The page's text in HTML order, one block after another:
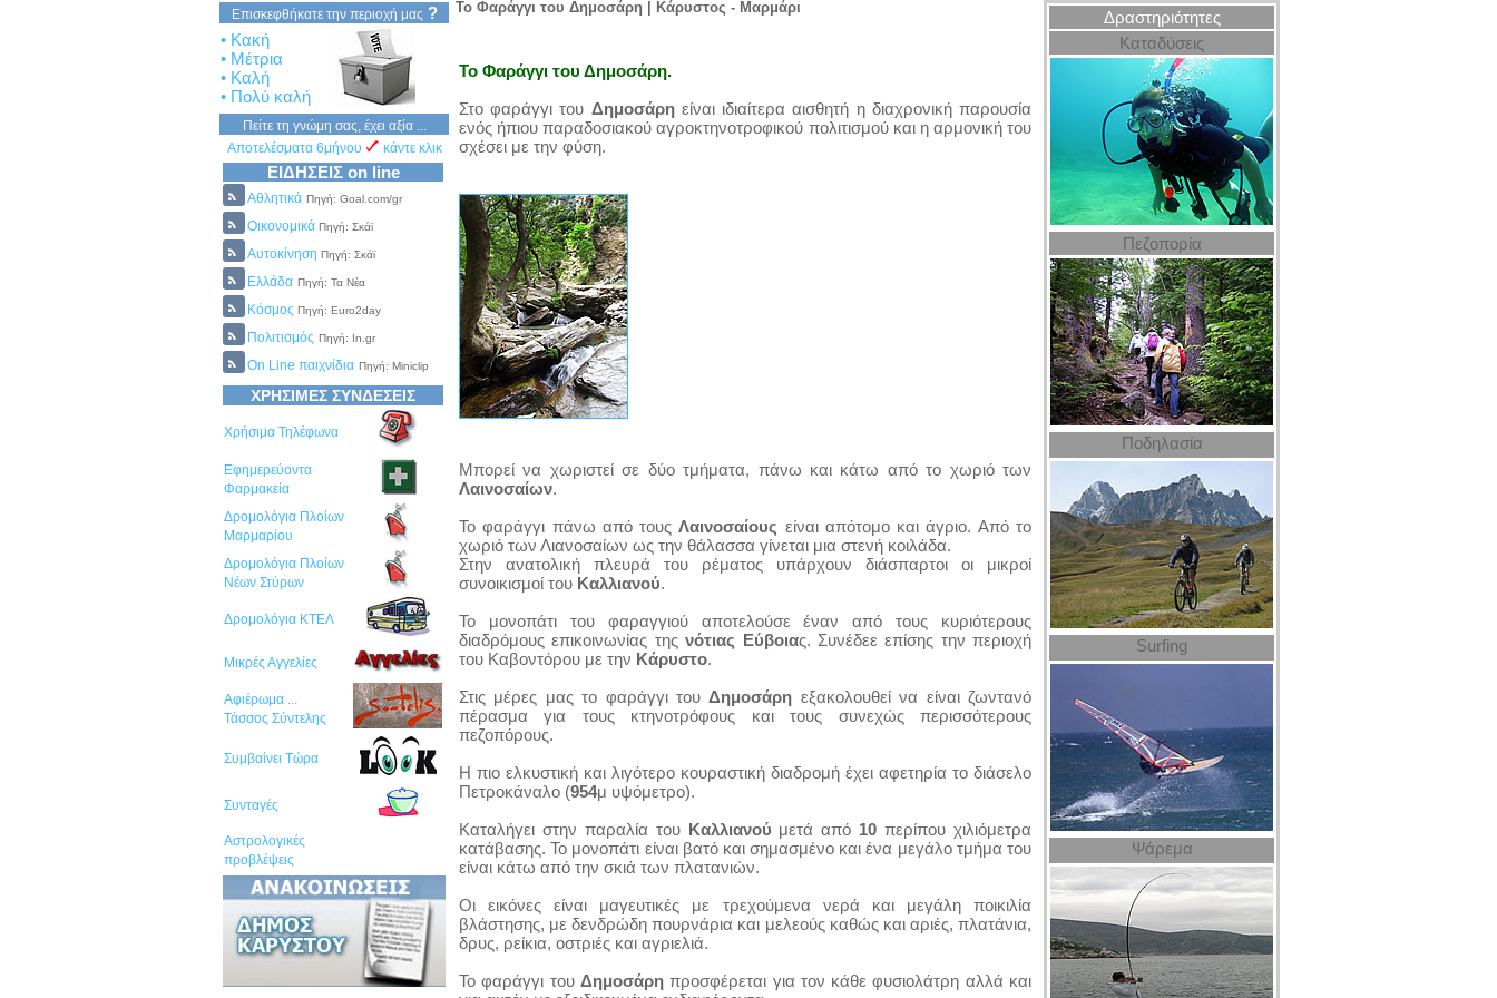
Επισκεφθήκατε την περιοχή μας ?
• Κακή
• Μέτρια
• Καλή
• Πολύ καλή
Πείτε τη γνώμη σας, έχει αξία ...
Αποτελέσματα 6μήνου
κάντε κλικ
ΕΙΔΗΣΕΙΣ on line
Αθλητικά Πηγή: Goal.com/gr
Οικονομικά Πηγή: Σκάϊ
Αυτοκίνηση Πηγή: Σκάϊ
Ελλάδα Πηγή: Τα Νέα
Κόσμος Πηγή: Euro2day
Πολιτισμός Πηγή: In.gr
On Line παιχνίδια Πηγή: Miniclip
ΧΡΗΣΙΜΕΣ ΣΥΝΔΕΣΕΙΣ
Χρήσιμα Τηλέφωνα
Εφημερεύοντα
Φαρμακεία
Δρομολόγια Πλοίων
Μαρμαρίου
Δρομολόγια Πλοίων
Νέων Στύρων
Δρομολόγια ΚΤΕΛ
Μικρές Αγγελίες
Αφιέρωμα ...
Τάσσος Σύντελης
Συμβαίνει Τώρα
Συνταγές
Αστρολογικές
προβλέψεις
Το Φαράγγι του Δημοσάρη | Κάρυστος - Μαρμάρι
Το Φαράγγι του Δημοσάρη.
Στο φαράγγι του Δημοσάρηείναι ιδιαίτερα αισθητή η διαχρονική παρουσία
ενός ήπιου παραδοσιακού αγροκτηνοτροφικού πολιτισμού και η αρμονική του
σχέσει με την φύση.
Μπορεί να χωριστεί σε δύο τμήματα, πάνω και κάτω από το χωριό των
Λαινοσαίων.
Το φαράγγι πάνω από τουςΛαινοσαίους είναι απότομο και άγριο. Από το
χωριό των Λιανοσαίων ως την θάλασσα γίνεται μια στενή κοιλάδα.
Στην ανατολική πλευρά του ρέματος υπάρχουν διάσπαρτοι οι μικροί
συνοικισμοί του Καλλιανού.
Το μονοπάτι του φαραγγιού αποτελούσε έναν από τους κυριότερους
διαδρόμους επικοινωνίας τηςνότιας Εύβοιας. Συνέδεε επίσης την περιοχή
του Καβοντόρου με την Κάρυστο.
Στις μέρες μας το φαράγγι τουΔημοσάρη εξακολουθεί να είναι ζωντανό
πέρασμα για τους κτηνοτρόφους και τους συνεχώς περισσότερους
πεζοπόρους.
Η πιο ελκυστική και λιγότερο κουραστική διαδρομή έχει αφετηρία το διάσελο
Πετροκάναλο (954μ υψόμετρο).
Καταλήγει στην παραλία του Καλλιανού μετά από 10 περίπου χιλιόμετρα
κατάβασης. Το μονοπάτι είναι βατό και σημασμένο και ένα μεγάλο τμήμα του
είναι κάτω από την σκιά των πλατανιών.
Οι εικόνες είναι μαγευτικές με τρεχούμενα νερά και μεγάλη ποικιλία
βλάστησης, με δενδρώδη πουρνάρια και μελεούς καθώς και αριές, πλατάνια,
δρυς, ρείκια, οστριές και αγριελιά.
Το φαράγγι του Δημοσάρηπροσφέρεται για τον κάθε φυσιολάτρη αλλά και
Δραστηριότητες
Καταδύσεις
Πεζοπορία
Ποδηλασία
Surfing
Ψάρεμα